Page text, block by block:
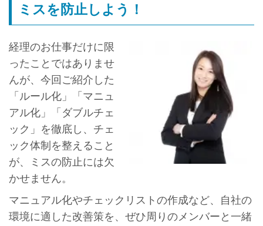
ミスを防止しよう！
経理のお仕事だけに限
ったことではありませ
んが、今回ご紹介した
「ルール化」「マニュ
アル化」「ダブルチェ
ック」を徹底し、チェ
ック体制を整えること
が、ミスの防止には欠
かせません。
マニュアル化やチェックリストの作成など、自社の
環境に適した改善策を、ぜひ周りのメンバーと一緒